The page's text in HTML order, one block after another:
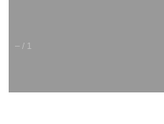
– / 1